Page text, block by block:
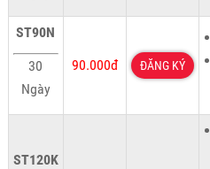
ST90N
30
Ngày
90.000đ ĐĂNG KÝ
ST120K